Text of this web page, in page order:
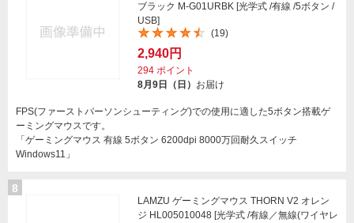
ブラック M-G01URBK [光学式 /有線 /5ボタン /
USB]
(19)
2,940円
294 ポイント
8月9日（日） お届け
FPS(ファーストパーソンシューティング)での使用に適した5ボタン搭載ゲ
ーミングマウスです。
「ゲーミングマウス 有線 5ボタン 6200dpi 8000万回耐久スイッチ
Windows11」
8
LAMZU ゲーミングマウス THORN V2 オレン
ジ HL005010048 [光学式 /有線／無線(ワイヤレ